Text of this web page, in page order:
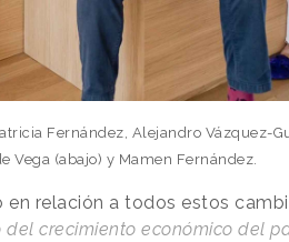
Fernández, Alejandro Vázquez-
Vega (abajo) y Mamen Fernández.
en relación a todos estos
crecimiento económico del